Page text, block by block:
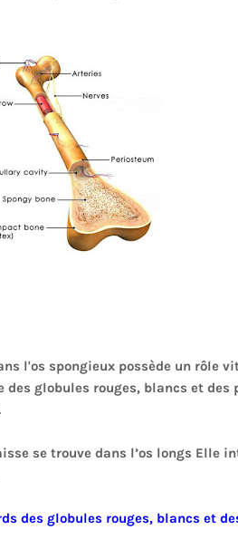
l'os spongieux possède un rôle
globules rouges, blancs et des
se trouve dans l’os longs Elle
des globules rouges, blancs et